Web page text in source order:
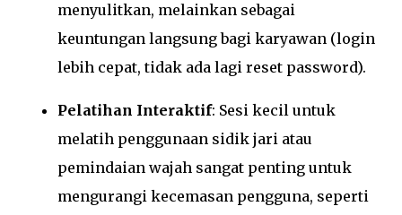
menyulitkan, melainkan sebagai
keuntungan langsung bagi karyawan (login
lebih cepat, tidak ada lagi reset password).
Pelatihan Interaktif: Sesi kecil untuk
melatih penggunaan sidik jari atau
pemindaian wajah sangat penting untuk
mengurangi kecemasan pengguna, seperti